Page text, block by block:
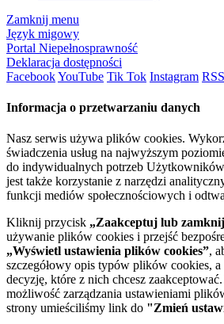
Zamknij menu
Język migowy
Portal Niepełnosprawność
Deklaracja dostępności
FacebookYouTube Tik Tok Instagram RSS
Informacja o przetwarzaniu danych
Nasz serwis używa plików cookies.
świadczenia usług na najwyższym
do indywidualnych potrzeb
jest także korzystanie z narzędzi
funkcji mediów społecznościowych i
Kliknij przycisk „Zaakceptuj lub
używanie plików cookies i przejść
„Wyświetl ustawienia plików cookies”,
szczegółowy opis typów plików cookies, a
decyzję, które z nich chcesz
możliwość zarządzania ustawieniami
strony umieściliśmy link do "Zmień